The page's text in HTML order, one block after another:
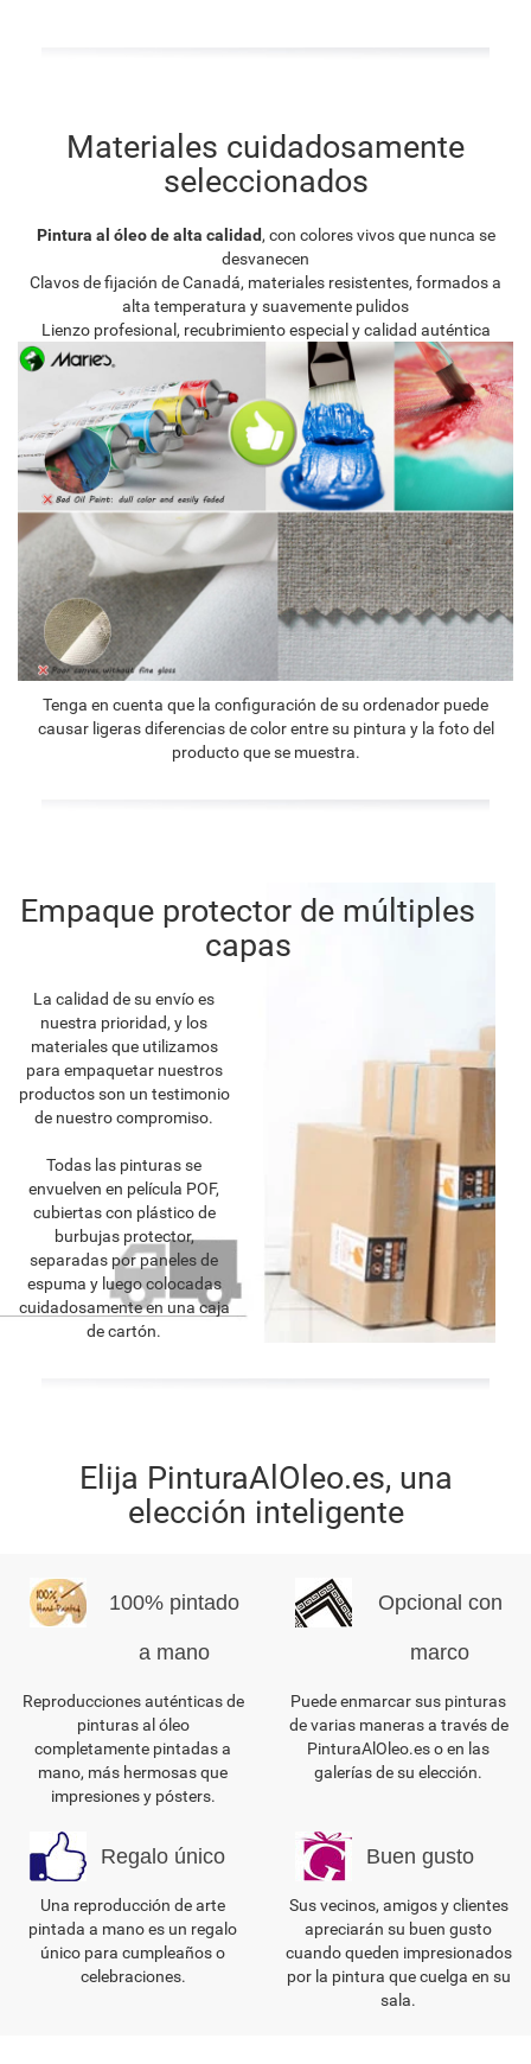
Materiales cuidadosamente
seleccionados
Pintura al óleo de alta calidad, con colores vivos que nunca se
desvanecen
Clavos de fijación de Canadá, materiales resistentes, formados a
alta temperatura y suavemente pulidos
Lienzo profesional, recubrimiento especial y calidad auténtica
Tenga en cuenta que la configuración de su ordenador puede
causar ligeras diferencias de color entre su pintura y la foto del
producto que se muestra.
Empaque protector de múltiples
capas
La calidad de su envío es
nuestra prioridad, y los
materiales que utilizamos
para empaquetar nuestros
productos son un testimonio
de nuestro compromiso.
Todas las pinturas se
envuelven en película POF,
cubiertas con plástico de
burbujas protector,
separadas por paneles de
espuma y luego colocadas
cuidadosamente en una caja
de cartón.
Elija PinturaAlOleo.es, una
elección inteligente
100% pintado
a mano
Reproducciones auténticas de
pinturas al óleo
completamente pintadas a
mano, más hermosas que
impresiones y pósters.
Opcional con
marco
Puede enmarcar sus pinturas
de varias maneras a través de
PinturaAlOleo.es o en las
galerías de su elección.
Regalo único
Una reproducción de arte
pintada a mano es un regalo
único para cumpleaños o
celebraciones.
Buen gusto
Sus vecinos, amigos y clientes
apreciarán su buen gusto
cuando queden impresionados
por la pintura que cuelga en su
sala.